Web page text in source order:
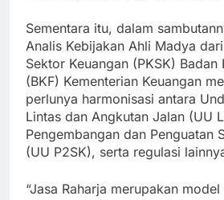
Sementara itu, dalam
Analis Kebijakan Ahli Madya
Sektor Keuangan (PKSK) Badan
(BKF) Kementerian Keuangan
perlunya harmonisasi antara
Lintas dan Angkutan Jalan (UU
Pengembangan dan Penguatan
(UU P2SK), serta regulasi
“Jasa Raharja merupakan